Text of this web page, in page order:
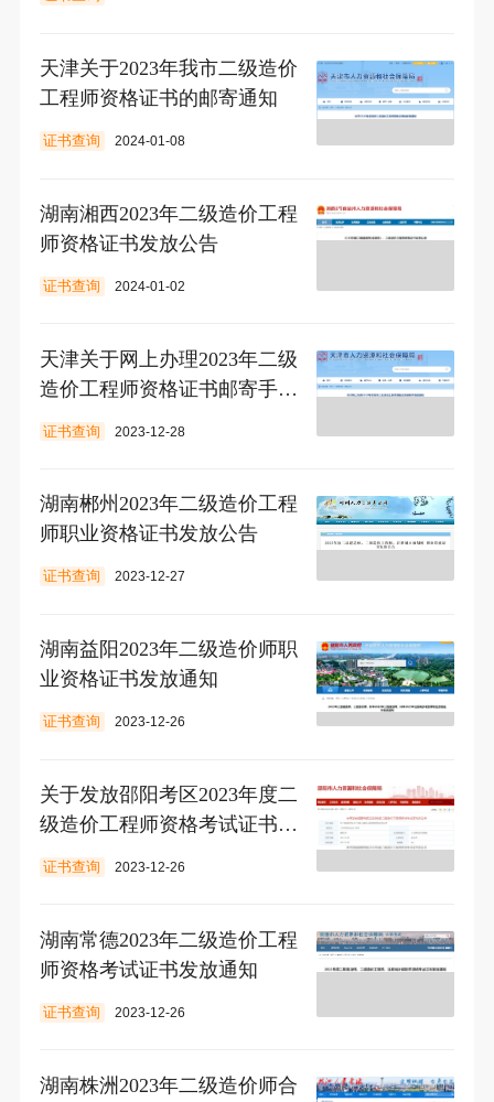
天津关于2023年我市二级造价
工程师资格证书的邮寄通知
证书查询 2024-01-08
湖南湘西2023年二级造价工程
师资格证书发放公告
证书查询 2024-01-02
天津关于网上办理2023年二级
造价工程师资格证书邮寄手续
的通知
证书查询 2023-12-28
湖南郴州2023年二级造价工程
师职业资格证书发放公告
证书查询 2023-12-27
湖南益阳2023年二级造价师职
业资格证书发放通知
证书查询 2023-12-26
关于发放邵阳考区2023年度二
级造价工程师资格考试证书的
公告
证书查询 2023-12-26
湖南常德2023年二级造价工程
师资格考试证书发放通知
证书查询 2023-12-26
湖南株洲2023年二级造价师合